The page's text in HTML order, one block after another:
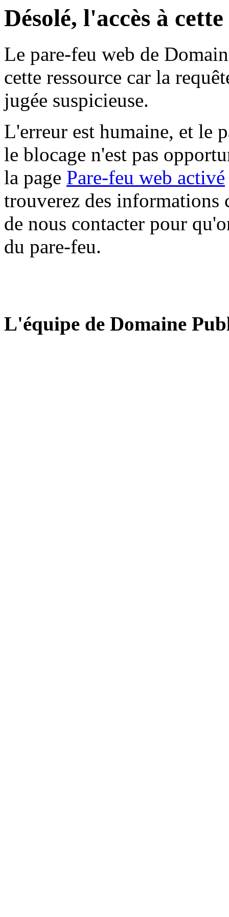
Désolé, l'accès à
Le pare-feu web de
cette ressource car la
jugée suspicieuse.
L'erreur est humaine, et le
le blocage n'est pas
la page Pare-feu web activé
trouverez des informations
de nous contacter pour
du pare-feu.
L'équipe de Domaine